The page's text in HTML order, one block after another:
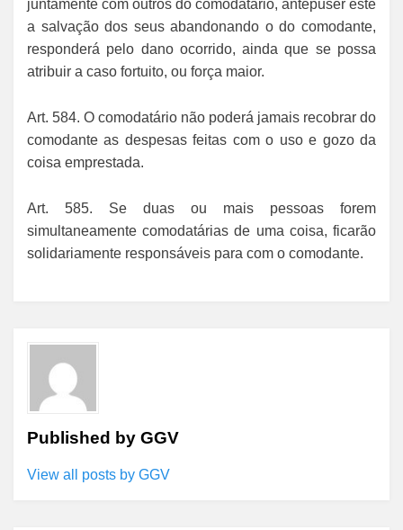
juntamente com outros do comodatário, antepuser este
a salvação dos seus abandonando o do comodante,
responderá pelo dano ocorrido, ainda que se possa
atribuir a caso fortuito, ou força maior.
Art. 584. O comodatário não poderá jamais recobrar do
comodante as despesas feitas com o uso e gozo da
coisa emprestada.
Art. 585. Se duas ou mais pessoas forem
simultaneamente comodatárias de uma coisa, ficarão
solidariamente responsáveis para com o comodante.
Published by GGV
View all posts by GGV